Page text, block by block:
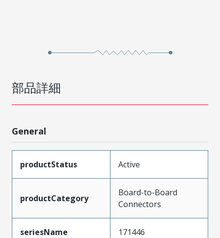
部品詳細
General
productStatus Active
productCategory
Board-to-Board
Connectors
seriesName 171446